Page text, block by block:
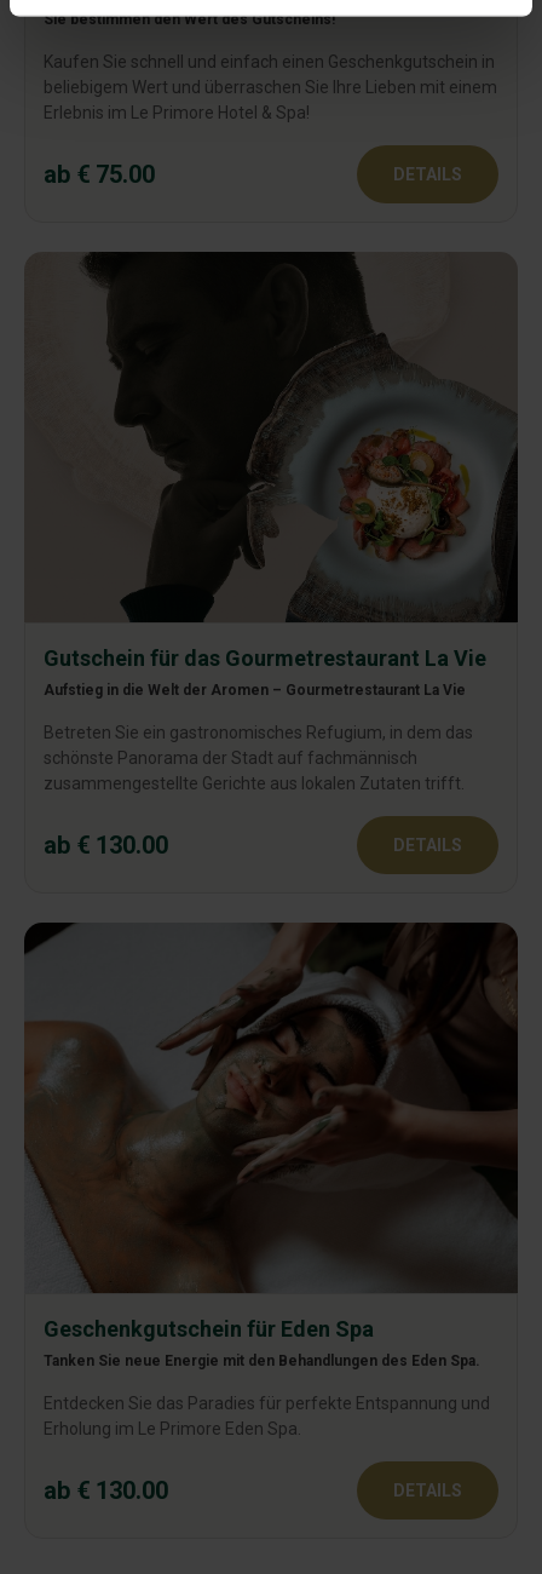
Sie bestimmen den Wert des Gutscheins!
Kaufen Sie schnell und einfach einen Geschenkgutschein in
beliebigem Wert und überraschen Sie Ihre Lieben mit einem
Erlebnis im Le Primore Hotel & Spa!
ab € 75.00 DETAILS
Gutschein für das Gourmetrestaurant La Vie
Aufstieg in die Welt der Aromen – Gourmetrestaurant La Vie
Betreten Sie ein gastronomisches Refugium, in dem das
schönste Panorama der Stadt auf fachmännisch
zusammengestellte Gerichte aus lokalen Zutaten trifft.
ab € 130.00 DETAILS
Geschenkgutschein für Eden Spa
Tanken Sie neue Energie mit den Behandlungen des Eden Spa.
Entdecken Sie das Paradies für perfekte Entspannung und
Erholung im Le Primore Eden Spa.
ab € 130.00 DETAILS